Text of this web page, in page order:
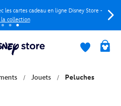
les cartes cadeau en ligne Disney Store -
la collection
Jouets Peluches